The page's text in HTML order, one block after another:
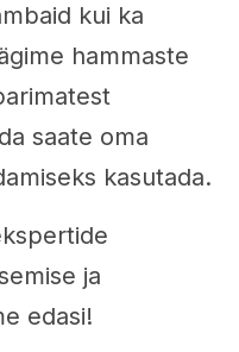
kui ka
hammaste
saate oma
kasutada.
ja
edasi!